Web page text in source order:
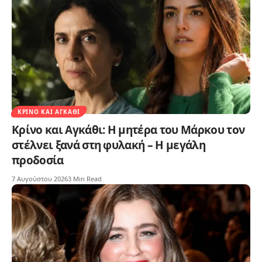
ΚΡΊΝΟ ΚΑΙ ΑΓΚΆΘΙ
Κρίνο και Αγκάθι: Η μητέρα του Μάρκου τον
στέλνει ξανά στη φυλακή – Η μεγάλη
προδοσία
7 Αυγούστου 20263 Min Read